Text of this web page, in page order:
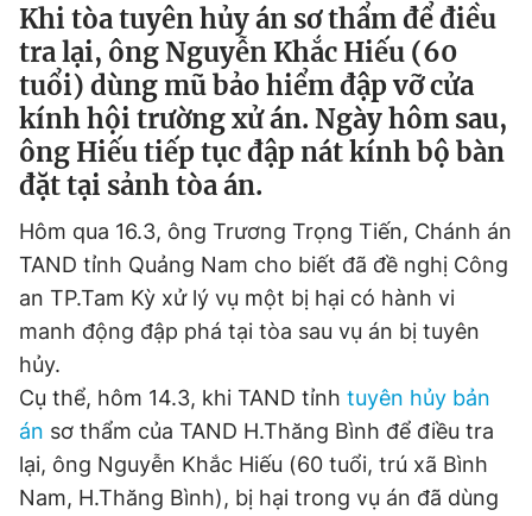
Tiện ích Bạn cần biết
Thông tin tòa soạn Liên hệ quảng cáo
Đọc Thanh Niên trên điện thoại
Theo dõi báo trên
Hotline
0906 645 777
Liên hệ quảng cáo
0908 780 404
Khi tòa tuyên hủy án sơ thẩm để điều
tra lại, ông Nguyễn Khắc Hiếu (60
tuổi) dùng mũ bảo hiểm đập vỡ cửa
kính hội trường xử án. Ngày hôm sau,
ông Hiếu tiếp tục đập nát kính bộ bàn
đặt tại sảnh tòa án.
Hôm qua 16.3, ông Trương Trọng Tiến, Chánh án
TAND tỉnh Quảng Nam cho biết đã đề nghị Công
an TP.Tam Kỳ xử lý vụ một bị hại có hành vi
manh động đập phá tại tòa sau vụ án bị tuyên
hủy.
Cụ thể, hôm 14.3, khi TAND tỉnh tuyên hủy bản
án sơ thẩm của TAND H.Thăng Bình để điều tra
lại, ông Nguyễn Khắc Hiếu (60 tuổi, trú xã Bình
Nam, H.Thăng Bình), bị hại trong vụ án đã dùng